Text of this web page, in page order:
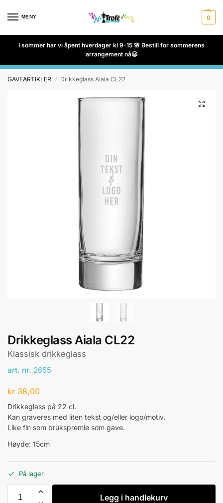
MENY 0
I sommer har vi åpent hverdager kl 9-15 🌸 Bestill for sommerens
arrangement nå😃
GAVEARTIKLER / Drikkeglass Aiala CL22
Drikkeglass Aiala CL22
Klassisk drikkeglass
art. nr. 2655
kr 38,00
Drikkeglass på 22 cl.
Kan graveres med liten tekst og/eller logo/motiv.
Like fin som brukspremie som gave.
Høyde: 15cm
På lager
Legg i handlekurv